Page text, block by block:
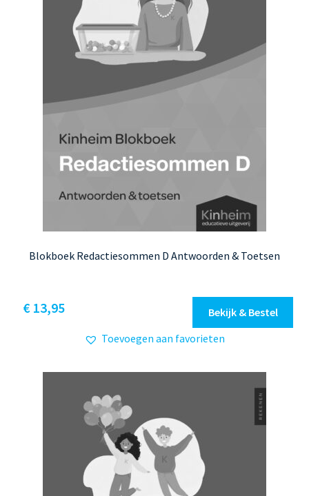
worden
op
de
productpagina
Blokboek Redactiesommen D Antwoorden & Toetsen
€13,95
Bekijk & Bestel
Toevoegen aan favorieten